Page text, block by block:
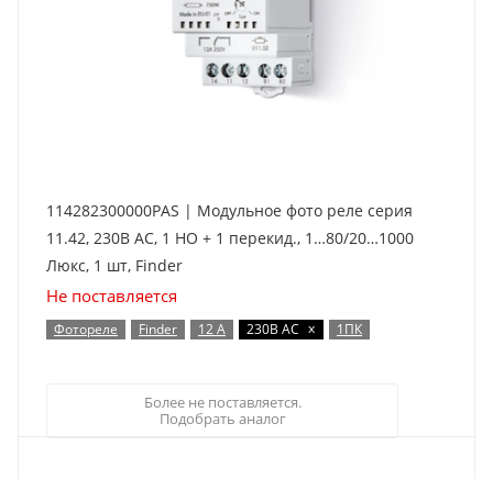
114282300000PAS | Модульное фото реле серия
11.42, 230В AC, 1 НО + 1 перекид., 1…80/20…1000
Люкс, 1 шт, Finder
Не поставляется
Фотореле Finder 12 А 230В AC x 1ПК
Более не поставляется.
Подобрать аналог